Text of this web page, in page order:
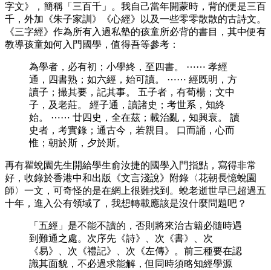
字文》，簡稱「三百千」。我自己當年開蒙時，背的便是三百
千，外加《朱子家訓》《心經》以及一些零零散散的古詩文。
《三字經》作為所有入過私塾的孩童所必背的書目，其中便有
教導孩童如何入門國學，值得吾等參考：
為學者，必有初；小學終，至四書。 ⋯⋯ 孝經
通，四書熟；如六經，始可讀。 ⋯⋯ 經既明，方
讀子；撮其要，記其事。 五子者，有荀楊；文中
子，及老莊。 經子通，讀諸史；考世系，知終
始。 ⋯⋯ 廿四史，全在茲；載治亂，知興衰。 讀
史者，考實錄；通古今，若親目。 口而誦，心而
惟；朝於斯，夕於斯。
再有瞿蛻園先生開給學生俞汝捷的國學入門指點，寫得非常
好，收錄於香港中和出版《文言淺說》附錄〈花朝長憶蛻園
師〉一文，可奇怪的是在網上很難找到。蛻老逝世早已超過五
十年，進入公有領域了，我想轉載應該是沒什麼問題吧？
「五經」是不能不讀的，否則將來治古籍必隨時遇
到難通之處。次序先《詩》、次《書》、次
《易》、次《禮記》、次《左傳》。前三種要在認
識其面貌，不必過求能解，但同時須略知經學源